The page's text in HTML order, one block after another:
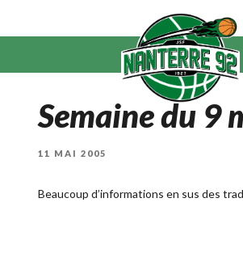
Semaine du 9
PUBLIÉ
11 MAI 2005
Beaucoup d’informations en sus des